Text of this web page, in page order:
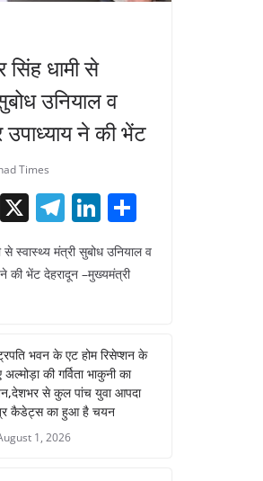
सिंह धामी से
उनियाल व
उपाध्याय ने की भेंट
Times
Pi X T
el
e
gr
m
Li
n
k
n
ar
से स्वास्थ्य मंत्री सुबोध उनियाल व
की भेंट देहरादून –मुख्यमंत्री
भवन के एट होम रिसेप्शन के
अल्मोड़ा की गर्विता भाकुनी का
से कुल पांच युवा आपदा
कैडेट्स का हुआ है चयन
1, 2026